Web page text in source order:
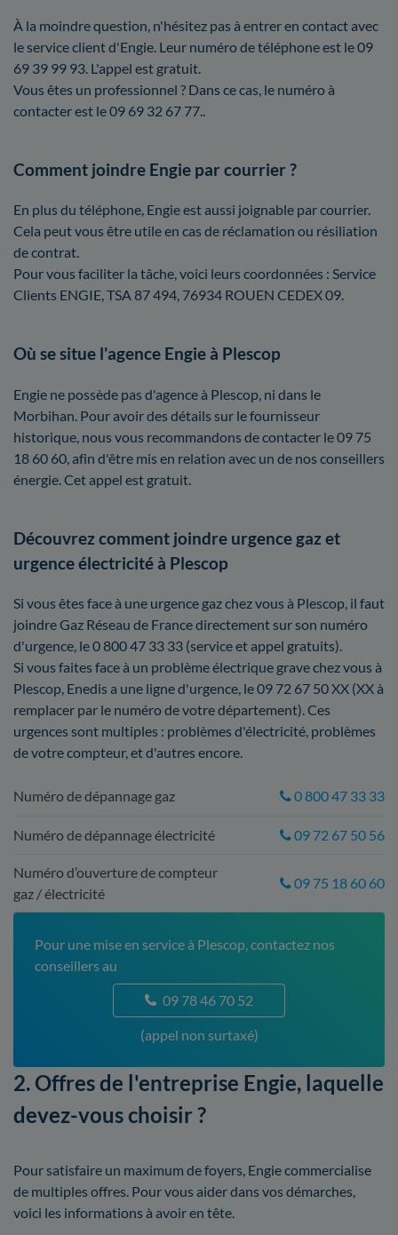
À la moindre question, n'hésitez pas à entrer en contact avec
le service client d'Engie. Leur numéro de téléphone est le 09
69 39 99 93. L'appel est gratuit.
Vous êtes un professionnel ? Dans ce cas, le numéro à
contacter est le 09 69 32 67 77..
Comment joindre Engie par courrier ?
En plus du téléphone, Engie est aussi joignable par courrier.
Cela peut vous être utile en cas de réclamation ou résiliation
de contrat.
Pour vous faciliter la tâche, voici leurs coordonnées : Service
Clients ENGIE, TSA 87 494, 76934 ROUEN CEDEX 09.
Où se situe l'agence Engie à Plescop
Engie ne possède pas d'agence à Plescop, ni dans le
Morbihan. Pour avoir des détails sur le fournisseur
historique, nous vous recommandons de contacter le 09 75
18 60 60, afin d'être mis en relation avec un de nos conseillers
énergie. Cet appel est gratuit.
Découvrez comment joindre urgence gaz et
urgence électricité à Plescop
Si vous êtes face à une urgence gaz chez vous à Plescop, il faut
joindre Gaz Réseau de France directement sur son numéro
d'urgence, le 0 800 47 33 33 (service et appel gratuits).
Si vous faites face à un problème électrique grave chez vous à
Plescop, Enedis a une ligne d'urgence, le 09 72 67 50 XX (XX à
remplacer par le numéro de votre département). Ces
urgences sont multiples : problèmes d'électricité, problèmes
de votre compteur, et d'autres encore.
Numéro de dépannage gaz 0 800 47 33 33
Numéro de dépannage électricité 09 72 67 50 56
Numéro d’ouverture de compteur
gaz / électricité
09 75 18 60 60
Pour une mise en service à Plescop, contactez nos
conseillers au
09 78 46 70 52
(appel non surtaxé)
2. Offres de l'entreprise Engie, laquelle
devez-vous choisir ?
Pour satisfaire un maximum de foyers, Engie commercialise
de multiples offres. Pour vous aider dans vos démarches,
voici les informations à avoir en tête.